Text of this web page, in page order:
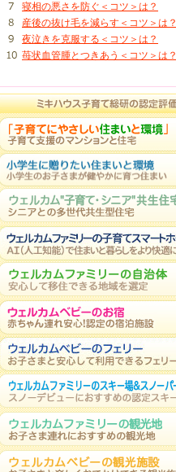
寝相の悪さを防ぐ＜コツ＞は？
産後の抜け毛を減らす＜コツ＞は？
夜泣きを克服する＜コツ＞は？
苺状血管腫とつきあう＜コツ＞は？